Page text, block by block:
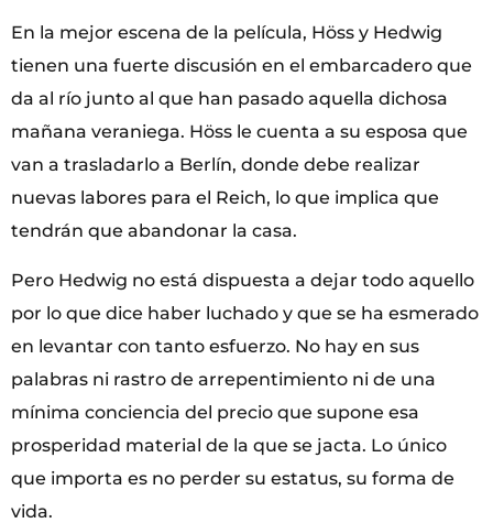
En la mejor escena de la película, Höss y Hedwig
tienen una fuerte discusión en el embarcadero que
da al río junto al que han pasado aquella dichosa
mañana veraniega. Höss le cuenta a su esposa que
van a trasladarlo a Berlín, donde debe realizar
nuevas labores para el Reich, lo que implica que
tendrán que abandonar la casa.
Pero Hedwig no está dispuesta a dejar todo aquello
por lo que dice haber luchado y que se ha esmerado
en levantar con tanto esfuerzo. No hay en sus
palabras ni rastro de arrepentimiento ni de una
mínima conciencia del precio que supone esa
prosperidad material de la que se jacta. Lo único
que importa es no perder su estatus, su forma de
vida.